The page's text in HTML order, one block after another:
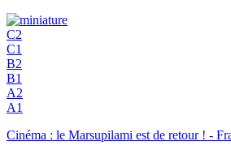
C2
C1
B2
B1
A2
A1
Cinéma : le Marsupilami est de retour ! -